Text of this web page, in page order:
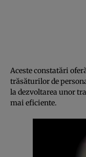
Aceste constatări
trăsăturilor de
la dezvoltarea unor
mai eficiente.